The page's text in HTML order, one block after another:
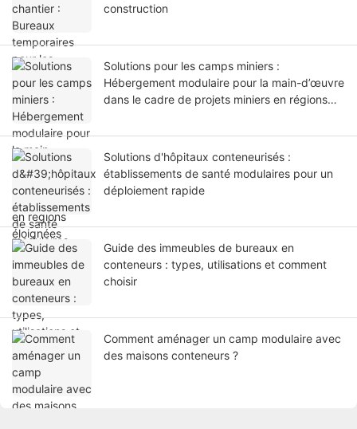
construction
Solutions pour les camps miniers :
Hébergement modulaire pour la main-d’œuvre
dans le cadre de projets miniers en régions
Solutions d'hôpitaux conteneurisés :
établissements de santé modulaires pour un
déploiement rapide
Guide des immeubles de bureaux en
conteneurs : types, utilisations et comment
choisir
Comment aménager un camp modulaire avec
des maisons conteneurs ?